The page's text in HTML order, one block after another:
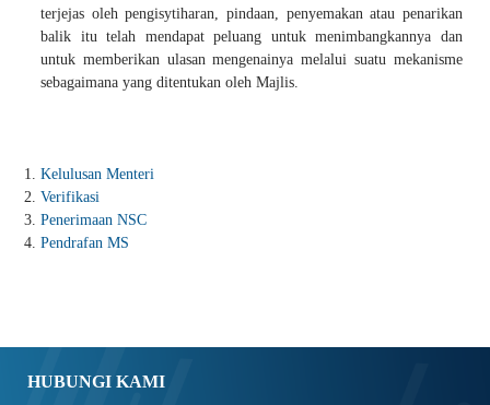
terjejas oleh pengisytiharan, pindaan, penyemakan atau penarikan
balik itu telah mendapat peluang untuk menimbangkannya dan
untuk memberikan ulasan mengenainya melalui suatu mekanisme
sebagaimana yang ditentukan oleh Majlis.
Kelulusan Menteri
Verifikasi
Penerimaan NSC
Pendrafan MS
HUBUNGI KAMI